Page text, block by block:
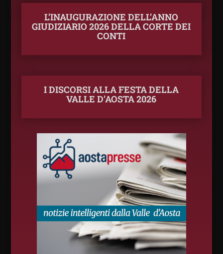
L’INAUGURAZIONE DELL’ANNO
GIUDIZIARIO 2026 DELLA CORTE DEI
CONTI
I DISCORSI ALLA FESTA DELLA
VALLE D’AOSTA 2026